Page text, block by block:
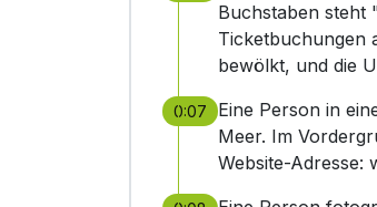
Buchstaben steht
Ticketbuchungen
bewölkt, und die
0:07
Eine Person in
Meer. Im
Website-Adresse: